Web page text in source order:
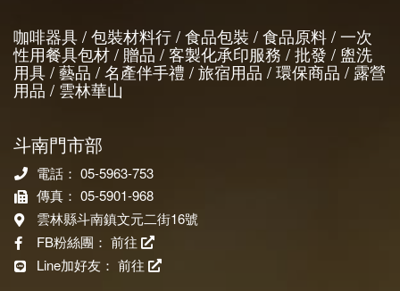
咖啡器具 / 包裝材料行 / 食品包裝 / 食品原料 / 一次
性用餐具包材 / 贈品 / 客製化承印服務 / 批發 / 盥洗
用具 / 藝品 / 名產伴手禮 / 旅宿用品 / 環保商品 / 露營
用品 / 雲林華山
斗南門市部
電話： 05-5963-753
傳真： 05-5901-968
雲林縣斗南鎮文元二街16號
FB粉絲團： 前往
Line加好友： 前往